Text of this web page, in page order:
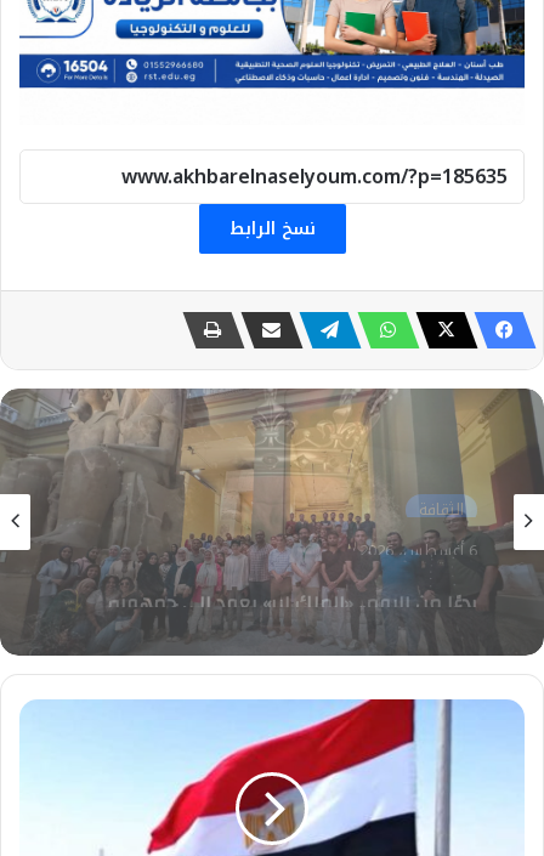
نسخ الرابط
الثقافة
5 أغسطس، 2026
زيارة ميدانية لمشاركي تدريب «روّاد الحضارة»
بالمتحف المصري ومتحف الفن الإسلامي
مصر